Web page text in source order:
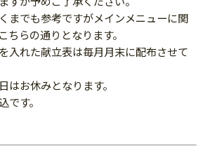
までも参考ですがメインメニューに関
ちらの通りとなります。
入れた献立表は毎月月末に配布させて
はお休みとなります。
す。